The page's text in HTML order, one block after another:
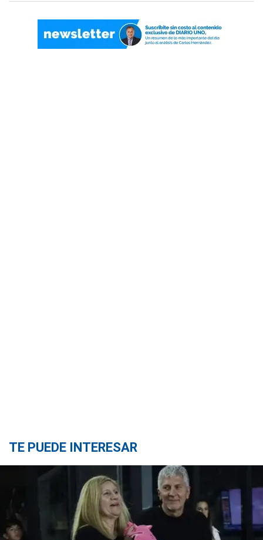
TE PUEDE INTERESAR